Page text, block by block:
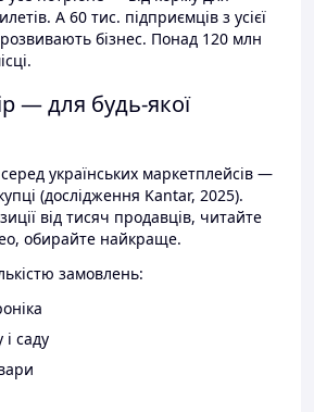
А 60 тис. підприємців з усієї
бізнес. Понад 120 млн
— для будь-якої
українських маркетплейсів —
(дослідження Kantar, 2025).
від тисяч продавців, читайте
обирайте найкраще.
замовлень:
саду